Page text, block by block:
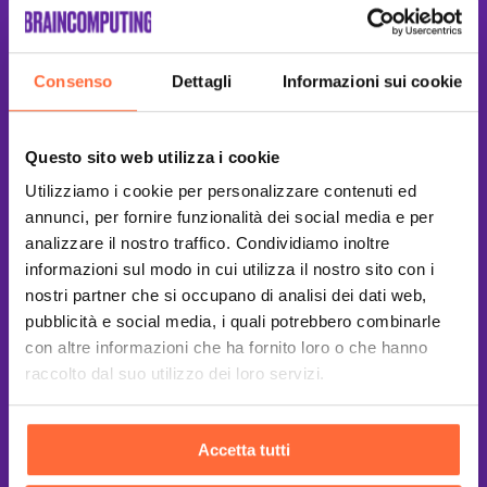
Consenso Dettagli Informazioni sui cookie
Questo sito web utilizza i cookie
Utilizziamo i cookie per personalizzare contenuti ed
annunci, per fornire funzionalità dei social media e per
analizzare il nostro traffico. Condividiamo inoltre
informazioni sul modo in cui utilizza il nostro sito con i
nostri partner che si occupano di analisi dei dati web,
pubblicità e social media, i quali potrebbero combinarle
con altre informazioni che ha fornito loro o che hanno
raccolto dal suo utilizzo dei loro servizi.
Accetta tutti